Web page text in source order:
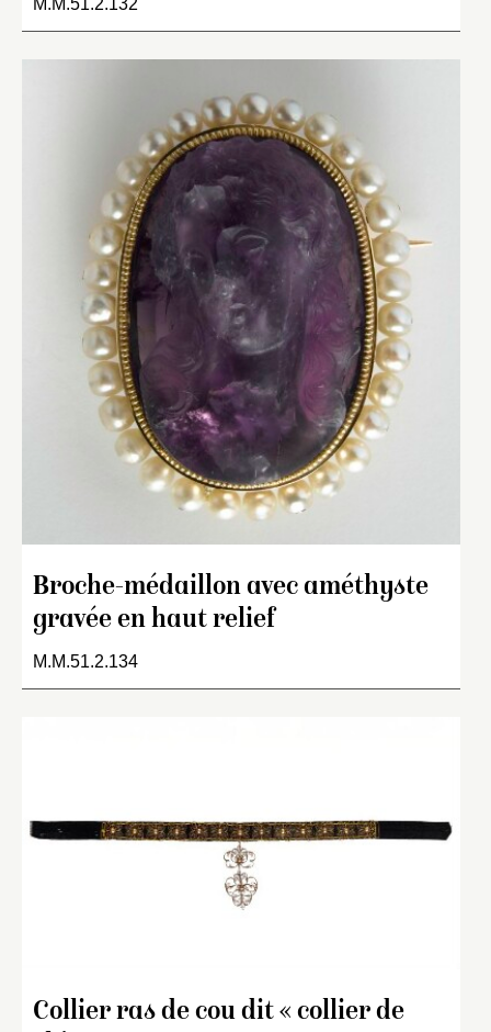
Broche-médaillon avec améthyste
gravée en haut relief
M.M.51.2.134
Collier ras de cou dit « collier de